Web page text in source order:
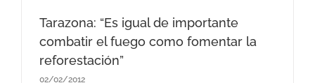
Tarazona: “Es igual de importante
combatir el fuego como fomentar la
reforestación”
02/02/2012